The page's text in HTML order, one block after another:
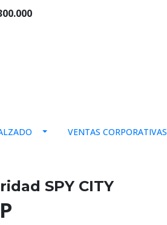
VENTAS CORPORATIVAS
SPY CITY